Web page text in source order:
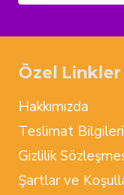
Özel Linkler
Hakkımızda
Teslimat Bilgileri
Gizlilik
Şartlar ve